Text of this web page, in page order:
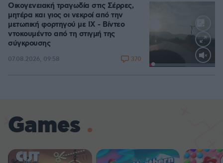
Loaded:
Οικογενειακή τραγωδία στις Σέρρες,
μητέρα και γιος οι νεκροί από την
μετωπική φορτηγού με ΙΧ - Βίντεο
ντοκουμέντο από τη στιγμή της
σύγκρουσης
07.08.2026, 09:58 370
Games